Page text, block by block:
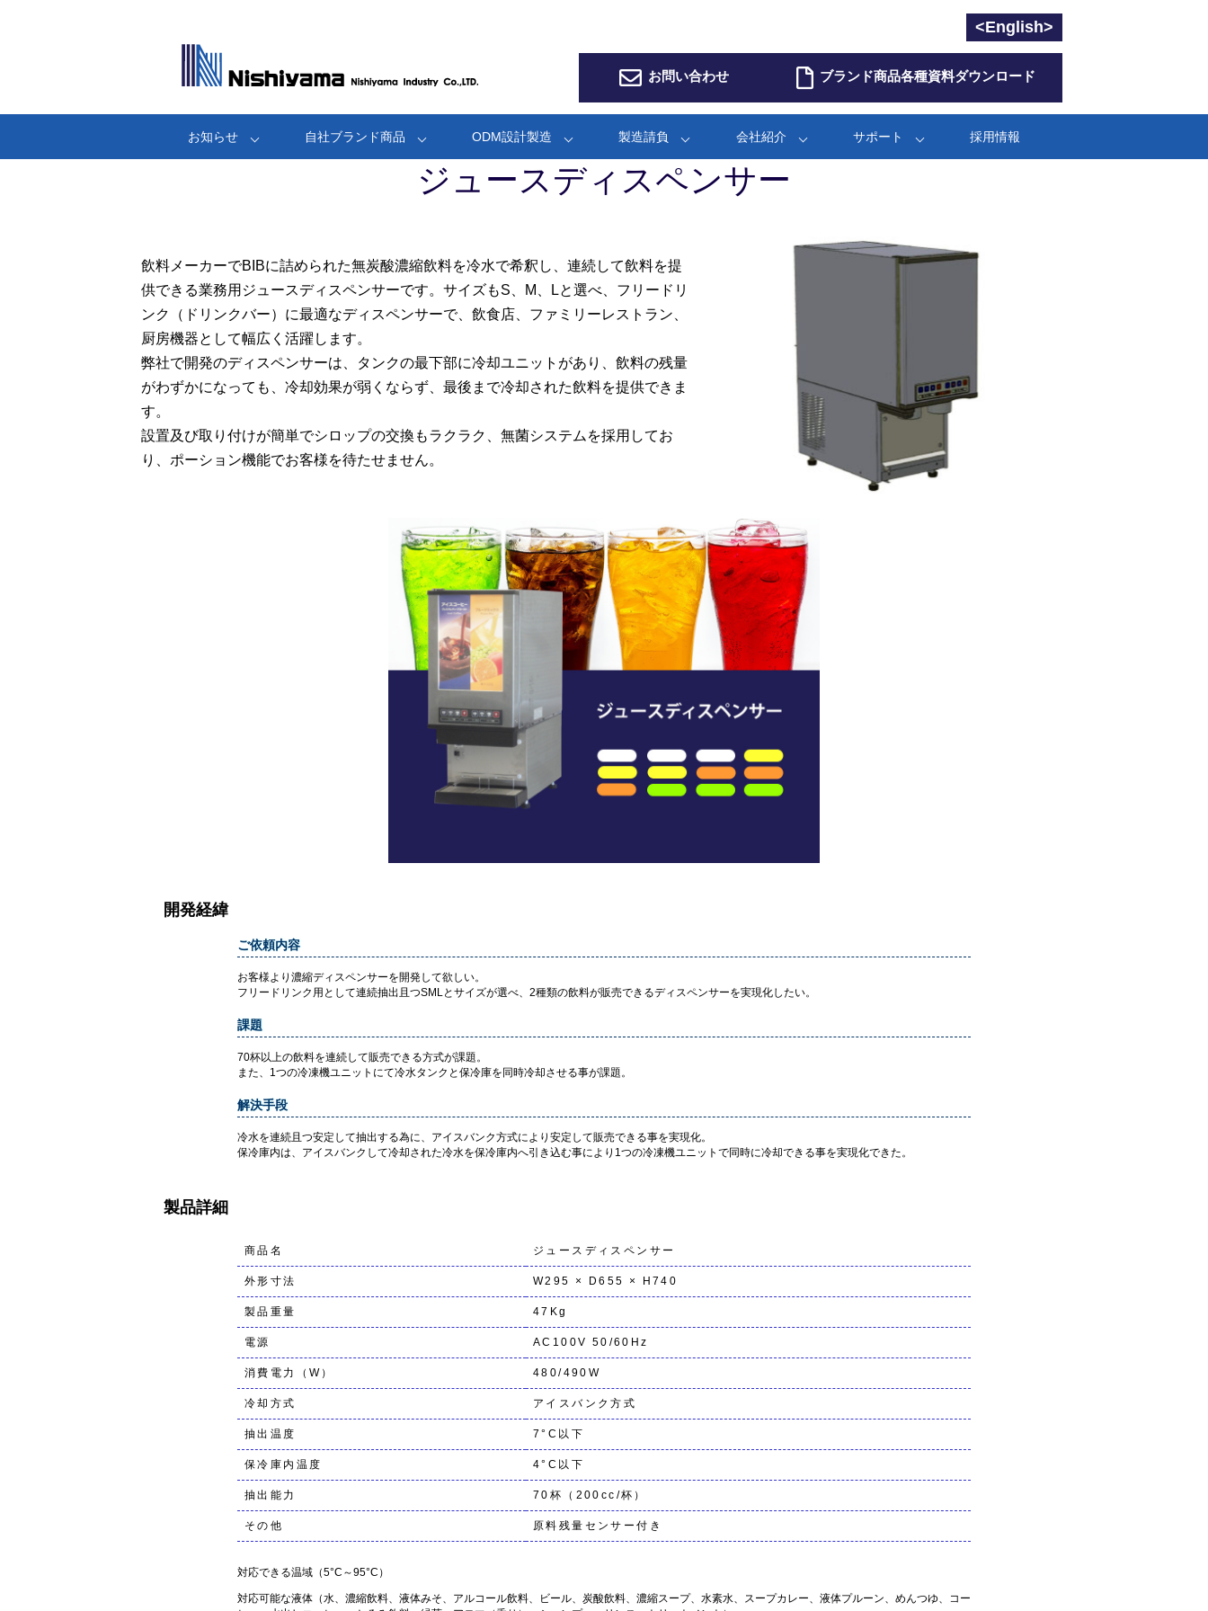
お問い合わせ
<English>
ブランド商品各種資料ダウンロード
お知らせ 自社ブランド商品 ODM設計製造 製造請負 会社紹介 サポート 採用情報
ジュースディスペンサー
飲料メーカーでBIBに詰められた無炭酸濃縮飲料を冷水で希釈し、連続して飲料を提
供できる業務用ジュースディスペンサーです。 サイズもS、M、Lと選べ、フリードリ
ンク（ドリンクバー）に最適なディスペンサーで、飲食店、ファミリーレストラン、
厨房機器として幅広く活躍します。
弊社で開発のディスペンサーは、タンクの最下部に冷却ユニットがあり、飲料の残量
がわずかになっても、冷却効果が弱くならず、最後まで冷却された飲料を提供できま
す。
設置及び取り付けが簡単でシロップの交換もラクラク、無菌システムを採用してお
り、ポーション機能でお客様を待たせません。
開発経緯
ご依頼内容
お客様より濃縮ディスペンサーを開発して欲しい。
フリードリンク用として連続抽出且つSMLとサイズが選べ、2種類の飲料が販売できるディスペンサーを実現化したい。
課題
70杯以上の飲料を連続して販売できる方式が課題。
また、1つの冷凍機ユニットにて冷水タンクと保冷庫を同時冷却させる事が課題。
解決手段
冷水を連続且つ安定して抽出する為に、アイスバンク方式により安定して販売できる事を実現化。
保冷庫内は、アイスバンクして冷却された冷水を保冷庫内へ引き込む事により1つの冷凍機ユニットで同時に冷却できる事を実現化できた。
製品詳細
商品名 ジュースディスペンサー
外形寸法 W295 × D655 × H740
製品重量 47Kg
電源 AC100V 50/60Hz
消費電力（W） 480/490W
冷却方式 アイスバンク方式
抽出温度 7°C以下
保冷庫内温度 4°C以下
抽出能力 70杯（200cc/杯）
その他 原料残量センサー付き
対応できる温域（5°C～95°C）
対応可能な液体（水、濃縮飲料、液体みそ、アルコール飲料、ビール、炭酸飲料、濃縮スープ、水素水、スープカレー、液体プルーン、めんつゆ、コー